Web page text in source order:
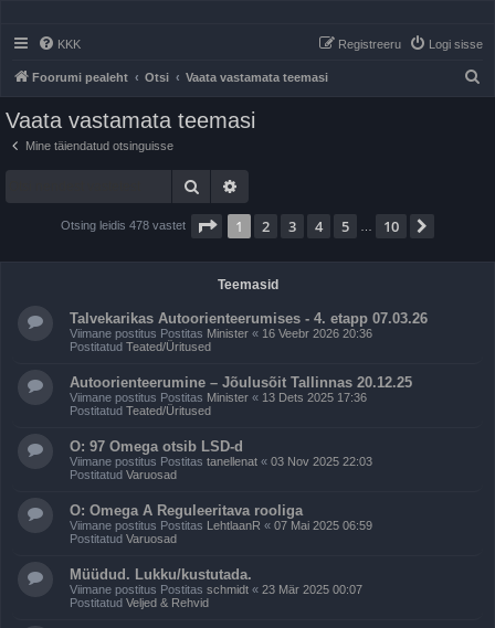
KKK Logi sisse
Registreeru
Foorumi pealeht Otsi Vaata vastamata teemasi
Vaata vastamata teemasi
Mine täiendatud otsinguisse
Otsi
Otsing leidis 478 vastet . leht10 -st
1 2 3 4 5 10
Teemasid
Talvekarikas Autoorienteerumises - 4. etapp 07.03.26
Viimane postitus Postitas Minister « 16 Veebr 2026 20:36
Postitatud Teated/Üritused
Autoorienteerumine – Jõulusõit Tallinnas 20.12.25
Viimane postitus Postitas Minister « 13 Dets 2025 17:36
Postitatud Teated/Üritused
O: 97 Omega otsib LSD-d
Viimane postitus Postitas tanellenat « 03 Nov 2025 22:03
Postitatud Varuosad
O: Omega A Reguleeritava rooliga
Viimane postitus Postitas LehtlaanR « 07 Mai 2025 06:59
Postitatud Varuosad
Müüdud. Lukku/kustutada.
Viimane postitus Postitas schmidt « 23 Mär 2025 00:07
Postitatud Veljed & Rehvid